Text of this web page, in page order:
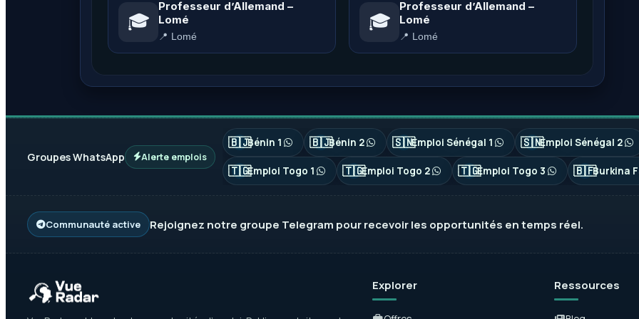
🎓
Professeur d’Allemand –
Lomé
📍 Lomé
🎓
Professeur d’Allemand –
Lomé
📍 Lomé
Groupes WhatsApp Alerte emplois
🇧🇯Bénin 1 🇧🇯Bénin 2 🇸🇳Emploi Sénégal 1 🇸🇳Emploi Sénégal 2
🇹🇬Emploi Togo 1 🇹🇬Emploi Togo 2 🇹🇬Emploi Togo 3 🇧🇫Burkina
Communauté active Rejoignez notre groupe Telegram pour recevoir les opportunités en temps réel.
Explorer Ressources